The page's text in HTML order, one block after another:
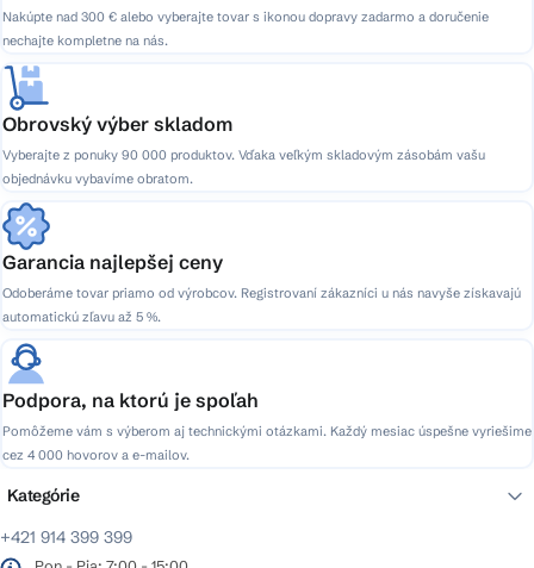
Nakúpte nad 300 € alebo vyberajte tovar s ikonou dopravy zadarmo a doručenie
nechajte kompletne na nás.
Obrovský výber skladom
Vyberajte z ponuky 90 000 produktov. Vďaka veľkým skladovým zásobám vašu
objednávku vybavíme obratom.
Garancia najlepšej ceny
Odoberáme tovar priamo od výrobcov. Registrovaní zákazníci u nás navyše získavajú
automatickú zľavu až 5 %.
Podpora, na ktorú je spoľah
Pomôžeme vám s výberom aj technickými otázkami. Každý mesiac úspešne vyriešime
cez 4 000 hovorov a e-mailov.
+421 914 399 399
Kategórie